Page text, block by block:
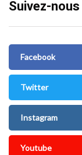
Suivez-
Facebook
Twitter
Instagram
Youtube